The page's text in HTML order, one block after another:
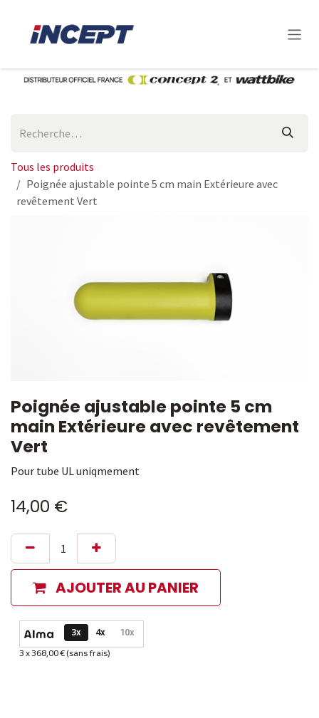
Tous les produits
Poignée ajustable pointe 5 cm main Extérieure avec
revêtement Vert
Poignée ajustable pointe 5 cm
main Extérieure avec revêtement
Vert
Pour tube UL uniqmement
14,00 €
AJOUTER AU PANIER
Options de paiement disponibles
3x 4x 10x
Informations sur le plan de paiement sélectionné
3 x 368,00 € (sans frais)